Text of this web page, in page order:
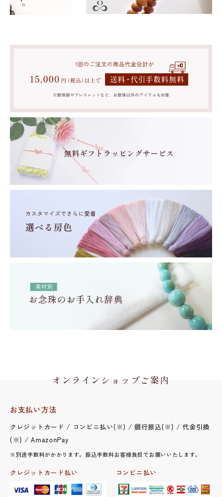
オンラインショップご案内
お支払い方法
クレジットカード / コンビニ払い(※) / 銀行振込(※) / 代金引換
(※) / AmazonPay
※別途手数料がかかります。振込手数料お客様負担でお願いいたします。
クレジットカード払い コンビニ払い